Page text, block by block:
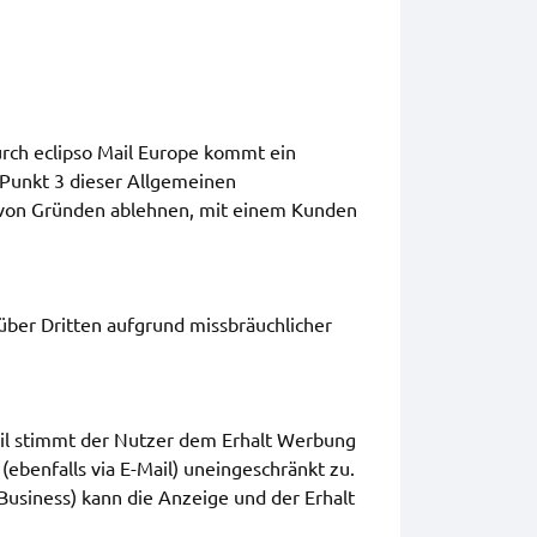
eclipso Mail Europe kommt ein
3 dieser Allgemeinen
Gründen ablehnen, mit einem Kunden
Dritten aufgrund missbräuchlicher
stimmt der Nutzer dem Erhalt Werbung
via E-Mail) uneingeschränkt zu.
kann die Anzeige und der Erhalt